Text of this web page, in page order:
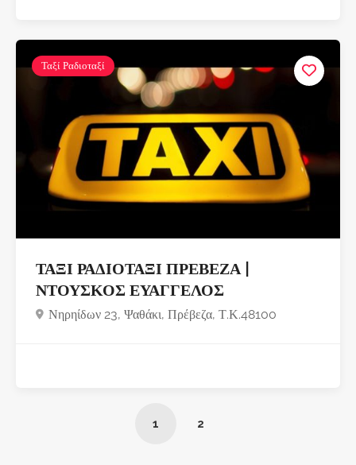
Ταξί Ραδιοταξί
ΤΑΞΙ ΡΑΔΙΟΤΑΞΙ ΠΡΕΒΕΖΑ |
ΝΤΟΥΣΚΟΣ ΕΥΑΓΓΕΛΟΣ
Νηρηίδων 23, Ψαθάκι, Πρέβεζα, Τ.Κ.48100
1 2